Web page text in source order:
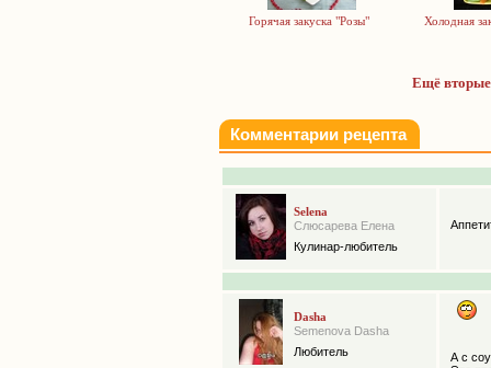
Горячая закуска "Розы" Холодная
Ещё
Комментарии рецепта
Selena
Слюсарева Елена
Кулинар-любитель
Dasha
Semenova Dasha
Любитель
А с